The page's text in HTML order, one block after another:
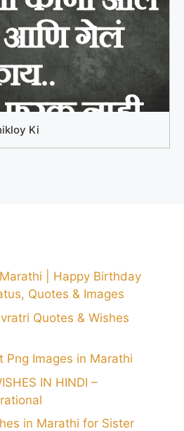
Ki
| Happy Birthday
Quotes & Images
Quotes & Wishes
Png Images in Marathi
IN HINDI –
in Marathi for Sister